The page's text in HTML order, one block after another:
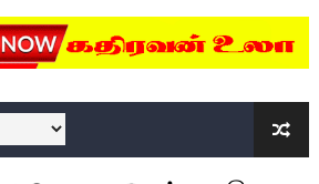
நபர் யார், என்ன நடந்தது?: உண்மையை
அமெரிக்க டொலர் நட்டஈடு
ல் நடைபெறும் கண்டனப்
தன்னிடம் படித்த மாணவர்கள் தொடர்பில்